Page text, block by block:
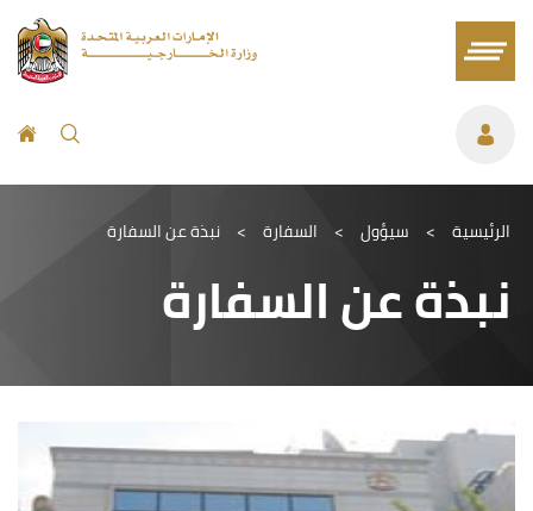
الرئيسية > سيؤول > السفارة > نبذة عن السفارة
نبذة عن السفارة